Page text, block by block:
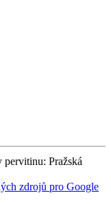
pervitinu: Pražská
zdrojů pro Google